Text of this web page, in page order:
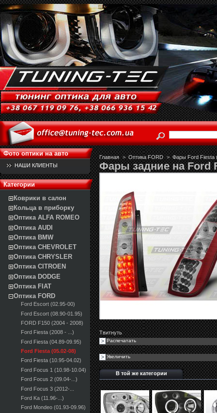
Фото оптики на авто
НАШИ КЛИЕНТЫ
Категории
Коврики в салон
Кольца в приборку
Оптика ALFA ROMEO
Оптика AUDI
Оптика BMW
Оптика CHEVROLET
Оптика CHRYSLER
Оптика CITROEN
Оптика DODGE
Оптика FIAT
Оптика FORD
Ford Escort (02.95-00)
Ford Escort (08.90-01.95)
FORD F150 (2004 - 2008)
Ford Fiesta (2008 - ...)
Ford Fiesta (04.89-09.95)
Ford Fiesta (05.02-08)
Ford Fiesta (10.95-04.02)
Ford Focus 1 (10.98-10.04)
Ford Focus 2 (09.04-...)
Ford Focus 3 (2012-...
Ford Ka (11.96-...)
Ford Mondeo (01.93-09.96)
Главная > Оптика FORD > Фары Ford Fiesta
Фары задние на Ford
Твитнуть
Распечатать
Увеличить
В той же категории